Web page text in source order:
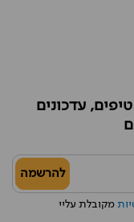
עדכונים
מקובלת עליי
להרשמה